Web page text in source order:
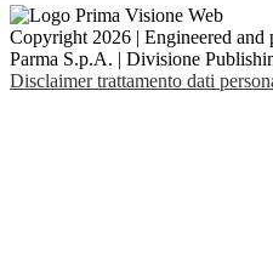
Copyright 2026 | Engineered
Parma S.p.A. | Divisione
Disclaimer trattamento dati